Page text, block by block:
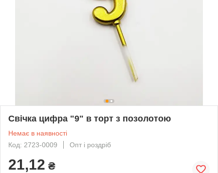
Свічка цифра "9" в торт з позолотою
Немає в наявності
Код: 2723-0009
Опт і роздріб
21,12 ₴